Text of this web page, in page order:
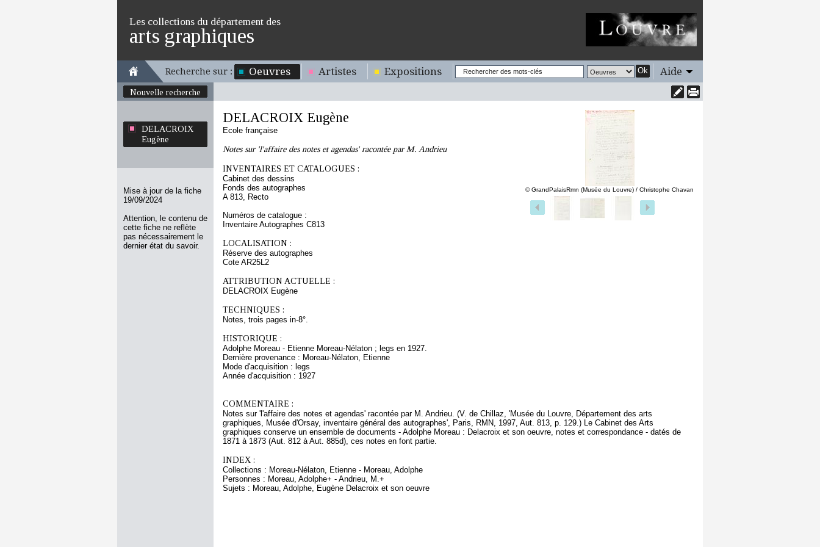
Les collections du département des
arts graphiques
Recherche sur : Oeuvres Artistes Expositions Ok Aide
Nouvelle recherche
DELACROIX
Eugène
Mise à jour de la fiche
19/09/2024
Attention, le contenu de
cette fiche ne reflète
pas nécessairement le
dernier état du savoir.
© GrandPalaisRmn (Musée du Louvre) / Christophe Chavan
DELACROIX Eugène
Ecole française
Notes sur 'l'affaire des notes et agendas' racontée par M. Andrieu
INVENTAIRES ET CATALOGUES :
Cabinet des dessins
Fonds des autographes
A 813, Recto
Numéros de catalogue :
Inventaire Autographes C813
LOCALISATION :
Réserve des autographes
Cote AR25L2
ATTRIBUTION ACTUELLE :
DELACROIX Eugène
TECHNIQUES :
Notes, trois pages in-8°.
HISTORIQUE :
Adolphe Moreau - Etienne Moreau-Nélaton ; legs en 1927.
Dernière provenance : Moreau-Nélaton, Etienne
Mode d'acquisition : legs
Année d'acquisition : 1927
COMMENTAIRE :
Notes sur 'l'affaire des notes et agendas' racontée par M. Andrieu. (V. de Chillaz, 'Musée du Louvre, Département des arts
graphiques, Musée d'Orsay, inventaire général des autographes', Paris, RMN, 1997, Aut. 813, p. 129.) Le Cabinet des Arts
graphiques conserve un ensemble de documents - Adolphe Moreau : Delacroix et son oeuvre, notes et correspondance - datés de
1871 à 1873 (Aut. 812 à Aut. 885d), ces notes en font partie.
INDEX :
Collections : Moreau-Nélaton, Etienne - Moreau, Adolphe
Personnes : Moreau, Adolphe+ - Andrieu, M.+
Sujets : Moreau, Adolphe, Eugène Delacroix et son oeuvre